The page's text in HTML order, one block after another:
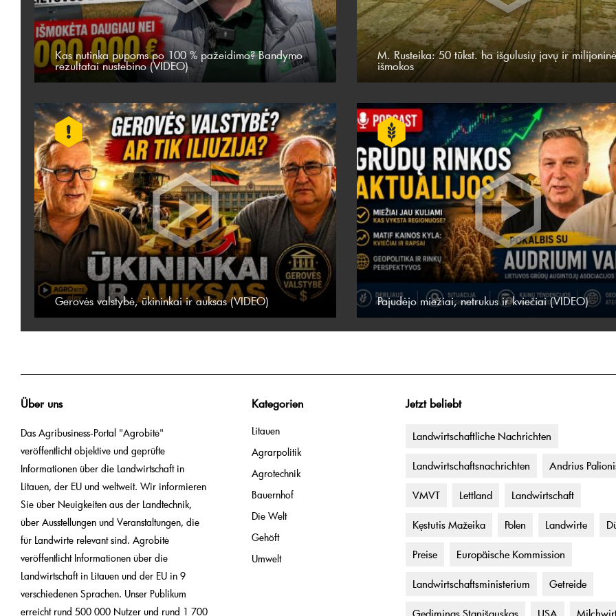
Kas nutinka pupoms po 100 % pažeidimo? Bandymo
rezultatai nustebino (VIDEO)
M. Rusteika: 50 tūkst. ha išgulusių javų ir
išmokos
Gerovės valstybė, ūkininkai ir auksas (VIDEO) Pajudėjo miežiai, netrukus ir kviečiai (VIDEO)
Über uns
Das Agribusiness-Portal "Agrobitė"
veröffentlicht objektive und geprüfte
Informationen über die Landwirtschaft in
Litauen, der EU und weltweit. Wir informieren
Sie über Neuigkeiten aus der Landtechnik,
über Ausstellungen und Veranstaltungen, die
für Landwirte relevant sind. Agrobitė
veröffentlicht Informationen über die
Landwirtschaft in Litauen und der EU in 9
verschiedenen Sprachen. Unser Publikum
erreicht rund 500 000 Nutzer und rund 1 700
Jetzt beliebt
Landwirtschaftliche Nachrichten
Landwirtschaftsnachrichten Andrius
VMVT Lettland Landwirtschaft
Kęstutis Mažeika Polen Landwirte
Preise Europäische Kommission
Landwirtschaftsministerium Getreide
Gediminas Stanišauskas USA
Kategorien
Litauen
Agrarpolitik
Agrotechnik
Bauernhof
Die Welt
Gehöft
Umwelt